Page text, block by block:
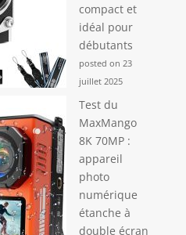
compact et
idéal pour
débutants
posted on 23
juillet 2025
Test du
MaxMango
8K 70MP :
appareil
photo
numérique
étanche à
double écran